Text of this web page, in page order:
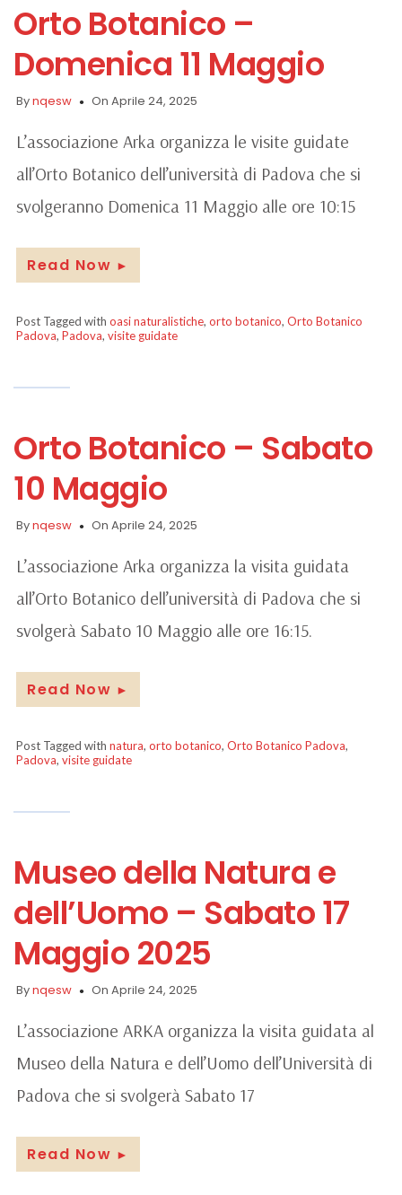
Orto Botanico –
Domenica 11 Maggio
Bynqesw On Aprile 24, 2025
L’associazione Arka organizza le visite guidate
all’Orto Botanico dell’università di Padova che si
svolgeranno Domenica 11 Maggio alle ore 10:15
Read Now ►
Post Tagged with oasi naturalistiche, orto botanico, Orto Botanico
Padova, Padova, visite guidate
Orto Botanico – Sabato
10 Maggio
Bynqesw On Aprile 24, 2025
L’associazione Arka organizza la visita guidata
all’Orto Botanico dell’università di Padova che si
svolgerà Sabato 10 Maggio alle ore 16:15.
Read Now ►
Post Tagged with natura, orto botanico, Orto Botanico Padova,
Padova, visite guidate
Museo della Natura e
dell’Uomo – Sabato 17
Maggio 2025
Bynqesw On Aprile 24, 2025
L’associazione ARKA organizza la visita guidata al
Museo della Natura e dell’Uomo dell’Università di
Padova che si svolgerà Sabato 17
Read Now ►